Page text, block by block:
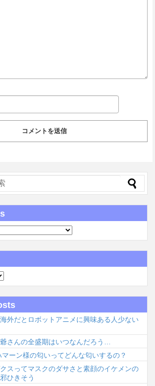
海外だとロボットアニメに興味ある人少ない
さんの全盛期はいつなんだろう…
マーン様の匂いってどんな匂いするの？
クスってマスクのダサさと素顔のイケメンの
ひきそう